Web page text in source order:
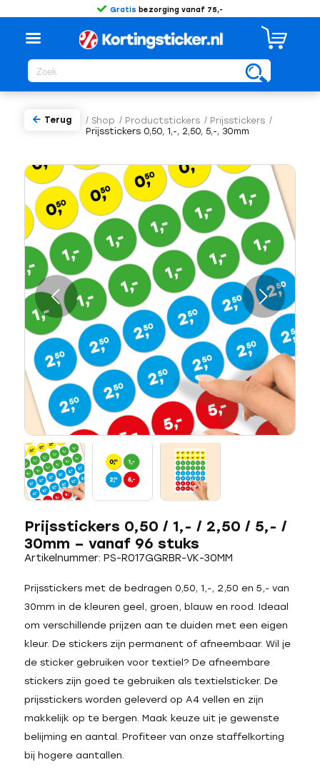
Gratis bezorging vanaf 75,-
/ Shop / Productstickers / Prijsstickers /
Prijsstickers 0,50, 1,-, 2,50, 5,-, 30mm
Terug
Volgende
Prijsstickers 0,50 / 1,- / 2,50 / 5,- /
30mm – vanaf 96 stuks
Artikelnummer: PS-R017GGRBR-VK-30MM
Prijsstickers met de bedragen 0,50, 1,-, 2,50 en 5,- van
30mm in de kleuren geel, groen, blauw en rood. Ideaal
om verschillende prijzen aan te duiden met een eigen
kleur. De stickers zijn permanent of afneembaar. Wil je
de sticker gebruiken voor textiel? De afneembare
stickers zijn goed te gebruiken als textielsticker. De
prijsstickers worden geleverd op A4 vellen en zijn
makkelijk op te bergen. Maak keuze uit je gewenste
belijming en aantal. Profiteer van onze staffelkorting
bij hogere aantallen.